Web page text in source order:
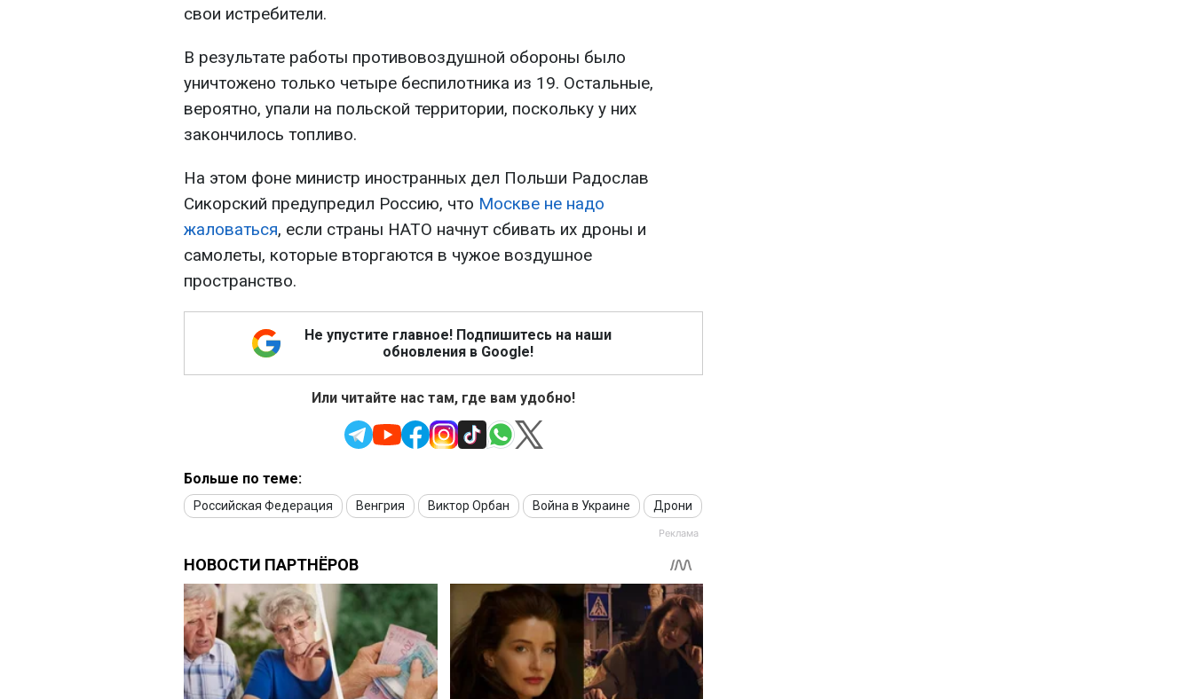
свои истребители.
В результате работы противовоздушной обороны было
уничтожено только четыре беспилотника из 19. Остальные,
вероятно, упали на польской территории, поскольку у них
закончилось топливо.
На этом фоне министр иностранных дел Польши Радослав
Сикорский предупредил Россию, что Москве не надо
жаловаться, если страны НАТО начнут сбивать их дроны и
самолеты, которые вторгаются в чужое воздушное
пространство.
Не упустите главное! Подпишитесь на наши
обновления в Google!
Или читайте нас там, где вам удобно!
Больше по теме:
Российская Федерация Венгрия Виктор Орбан Война в Украине Дрони